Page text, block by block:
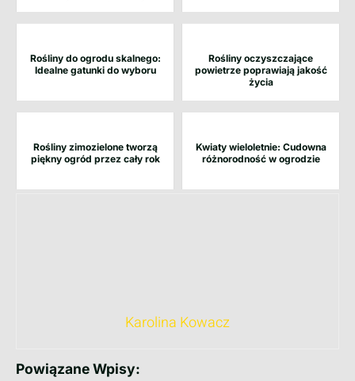
Rośliny do ogrodu skalnego:
Idealne gatunki do wyboru
Rośliny oczyszczające
powietrze poprawiają jakość
życia
Rośliny zimozielone tworzą
piękny ogród przez cały rok
Kwiaty wieloletnie: Cudowna
różnorodność w ogrodzie
Karolina Kowacz
Powiązane Wpisy: